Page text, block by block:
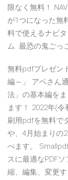
限なく無料！
が1つになった無
料で使えるナビ
ム. 最恐の鬼ごっ
無料pdfプレゼン
編～」 アベさん
法」の基本編を
ます！ 2022年(
刷用pdfを無料で
や、4月始まりの
べます。
スに最適なPDF
縮、編集、変更